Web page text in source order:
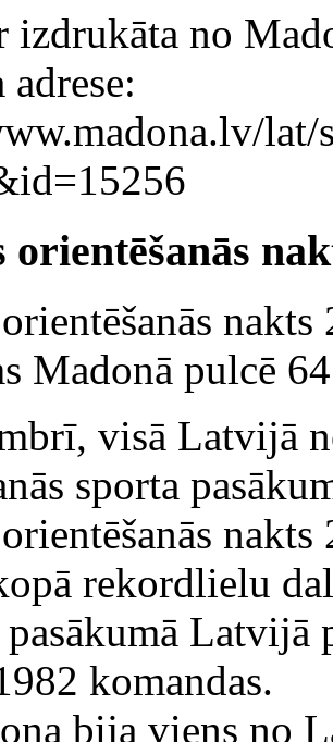
izdrukāta no
lat/
nakts
Madonā pulcē
visā Latvijā
sporta
nakts
rekordlielu
pasākumā
komandas.
bija viens no